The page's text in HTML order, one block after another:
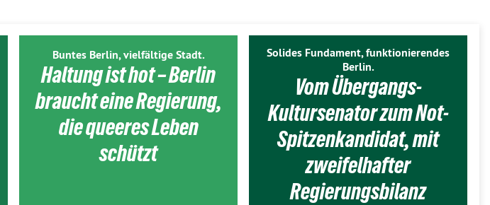
Buntes Berlin, vielfältige Stadt.
Haltung ist hot – Berlin
braucht eine Regierung,
die queeres Leben
schützt
Solides Fundament, funktionierendes
Berlin.
Vom Übergangs-
Kultursenator zum Not-
Spitzenkandidat, mit
zweifelhafter
Regierungsbilanz